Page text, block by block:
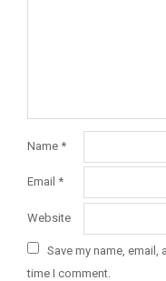
Name *
Email *
Website
Save my name,
time I comment.